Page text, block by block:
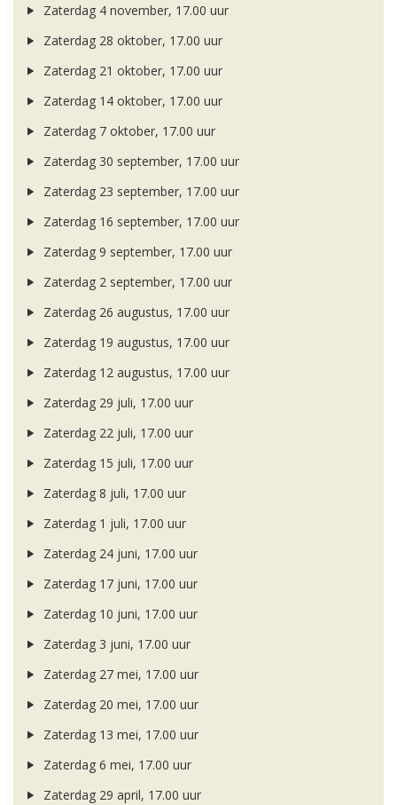
Zaterdag 4 november, 17.00 uur
Zaterdag 28 oktober, 17.00 uur
Zaterdag 21 oktober, 17.00 uur
Zaterdag 14 oktober, 17.00 uur
Zaterdag 7 oktober, 17.00 uur
Zaterdag 30 september, 17.00 uur
Zaterdag 23 september, 17.00 uur
Zaterdag 16 september, 17.00 uur
Zaterdag 9 september, 17.00 uur
Zaterdag 2 september, 17.00 uur
Zaterdag 26 augustus, 17.00 uur
Zaterdag 19 augustus, 17.00 uur
Zaterdag 12 augustus, 17.00 uur
Zaterdag 29 juli, 17.00 uur
Zaterdag 22 juli, 17.00 uur
Zaterdag 15 juli, 17.00 uur
Zaterdag 8 juli, 17.00 uur
Zaterdag 1 juli, 17.00 uur
Zaterdag 24 juni, 17.00 uur
Zaterdag 17 juni, 17.00 uur
Zaterdag 10 juni, 17.00 uur
Zaterdag 3 juni, 17.00 uur
Zaterdag 27 mei, 17.00 uur
Zaterdag 20 mei, 17.00 uur
Zaterdag 13 mei, 17.00 uur
Zaterdag 6 mei, 17.00 uur
Zaterdag 29 april, 17.00 uur